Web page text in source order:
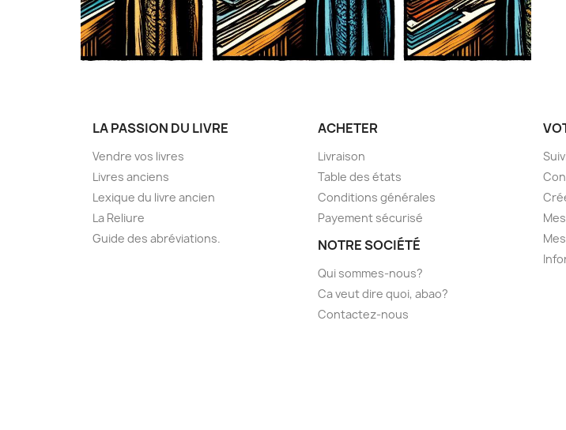
LA PASSION DU LIVRE
Vendre vos livres
Livres anciens
Lexique du livre ancien
La Reliure
Guide des abréviations.
ACHETER
Livraison
Table des états
Conditions générales
Payement sécurisé
NOTRE SOCIÉTÉ
Qui sommes-nous?
Ca veut dire quoi, abao?
Contactez-nous